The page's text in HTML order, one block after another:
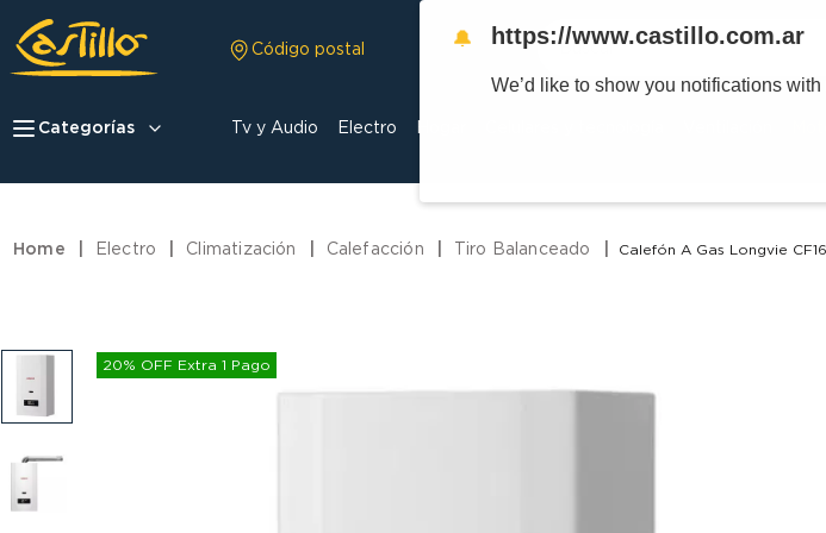
Código postal
Buscar
Categorías Tv y Audio Electro
Electro Climatización Calefacción Tiro Balanceado Calefón A Gas Longvie
20% OFF Extra 1 Pago
.
aire acondicionado
🔔 https://www.castillo.com.ar
We’d like to show you notifications